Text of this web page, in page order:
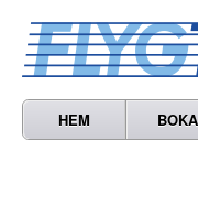
HEM BOKA